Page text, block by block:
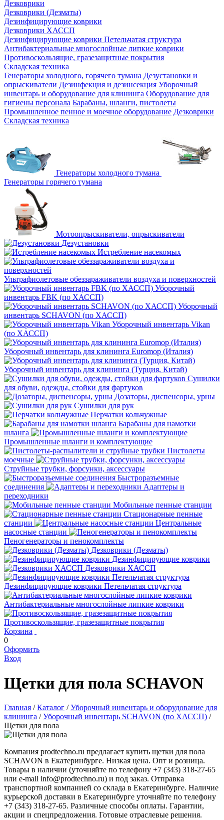
Дезковрики
Дезковрики (Дезматы)
Дезинфицирующие коврики
Дезковрики ХАССП
Дезинфицирующие коврики Петельчатая структура
Антибактериальные многослойные липкие коврики
Противоскользящие, гразезащитные покрытия
Складская техника
Генераторы холодного, горячего тумана Дезустановки и
опрыскиватели Дезинфекция и дезинсекция Уборочный
инвентарь и оборудование для клининга Оборудование для
гигиены персонала Барабаны, шланги, пистолеты
Промышленное пенное и моечное оборудование Дезковрики
Складская техника
Генераторы холодного тумана
Генераторы горячего тумана
Мотоопрыскиватели, опрыскиватели
Дезустановки
Истребление насекомых
Ультрафиолетовые обеззараживатели воздуха и поверхностей
Уборочный
инвентарь FBK (по ХАССП)
Уборочный
инвентарь SCHAVON (по ХАССП)
Уборочный инвентарь Vikan
(по ХАССП)
Уборочный инвентарь для клининга Euromop (Италия)
Уборочный инвентарь для клининга (Турция, Китай)
Сушилки
для обуви, одежды, стойки для фартуков
Дозаторы, диспенсоры, урны
Сушилки для рук
Перчатки кольчужные
Барабаны для намотки
шланга
Промышленные шланги и комплектующие
Пистолеты
моечные
Струйные трубки, форсунки, аксессуары
Быстроразъемные
соединения
Адаптеры и
переходники
Мобильные пенные станции
Стационарные пенные
станции
Центральные
насосные станции
Пеногенераторы и пенокомплекты
Дезковрики (Дезматы)
Дезинфицирующие коврики
Дезковрики ХАССП
Дезинфицирующие коврики Петельчатая структура
Антибактериальные многослойные липкие коврики
Противоскользящие, гразезащитные покрытия
Корзина
0
Оформить
Вход
Щетки для пола SCHAVON
Главная / Каталог / Уборочный инвентарь и оборудование для
клининга / Уборочный инвентарь SCHAVON (по ХАССП) /
Щетки для пола
Компания prodtechno.ru предлагает купить щетки для пола
SCHAVON в Екатеринбурге. Низкая цена. Опт и розница.
Товары в наличии (уточняйте по телефону +7 (343) 318-27-65
или e-mail info@prodtechno.ru) и под заказ. Отправка
транспортной компанией со склада в Екатеринбурге. Наличие
курьерской доставки в Екатеринбурге уточняйте по телефону
+7 (343) 318-27-65. Различные способы оплаты. Гарантии,
акции и спецпредложения. Готовые отраслевые решения.